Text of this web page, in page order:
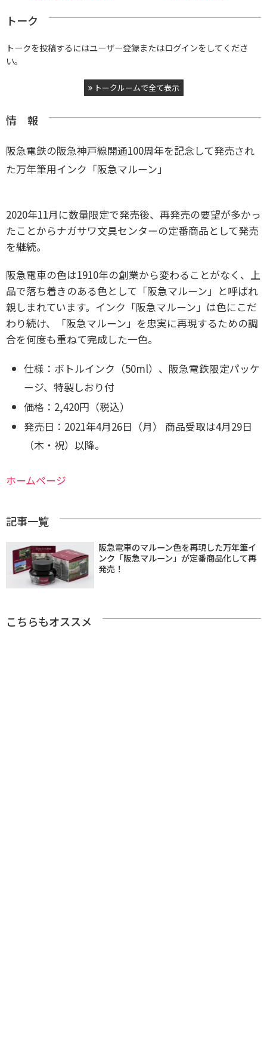
トーク
トークを投稿するにはユーザー登録またはログインをしてくださ
い。
トークルームで全て表示
情 報
阪急電鉄の阪急神戸線開通100周年を記念して発売され
た万年筆用インク「阪急マルーン」
2020年11月に数量限定で発売後、再発売の要望が多かっ
たことからナガサワ文具センターの定番商品として発売
を継続。
阪急電車の色は1910年の創業から変わることがなく、上
品で落ち着きのある色として「阪急マルーン」と呼ばれ
親しまれています。インク「阪急マルーン」は色にこだ
わり続け、「阪急マルーン」を忠実に再現するための調
合を何度も重ねて完成した一色。
仕様：ボトルインク（50ml）、阪急電鉄限定パッケ
ージ、特製しおり付
価格：2,420円（税込）
発売日：2021年4月26日（月） 商品受取は4月29日
（木・祝）以降。
ホームページ
記事一覧
阪急電車のマルーン色を再現した万年筆イ
ンク「阪急マルーン」が定番商品化して再
発売！
こちらもオススメ